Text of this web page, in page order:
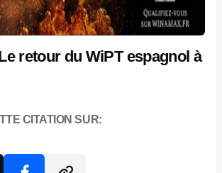
retour du WiPT espagnol à
CITATION SUR: